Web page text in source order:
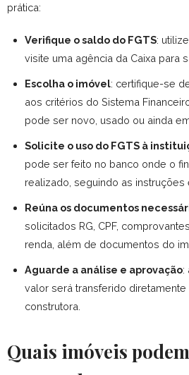
prática:
Verifique o saldo do FGTS:
visite uma agência da Caixa para
Escolha o imóvel: certifique-se
aos critérios do Sistema
pode ser novo, usado ou ainda
Solicite o uso do FGTS à
pode ser feito no banco onde o
realizado, seguindo as instruções
Reúna os documentos
solicitados RG, CPF,
renda, além de documentos do
Aguarde a análise e aprovação:
valor será transferido
construtora.
Quais imóveis